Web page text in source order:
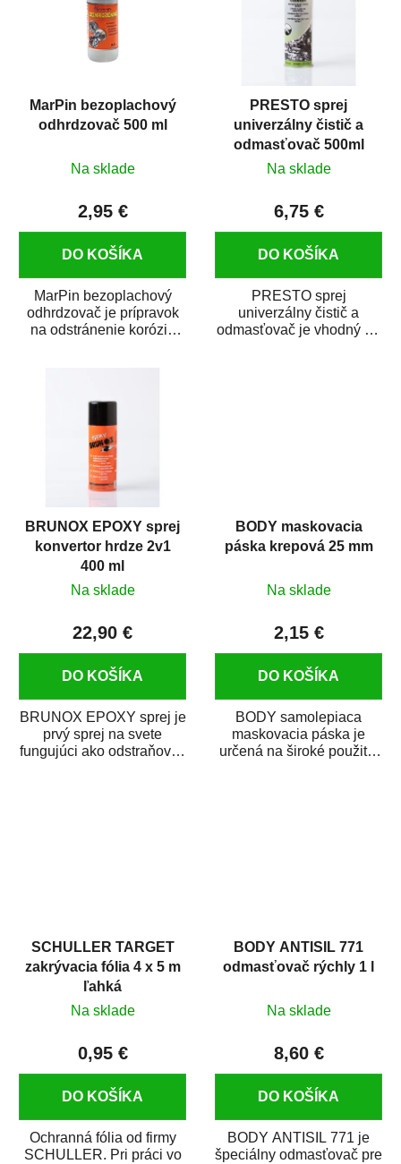
MarPin bezoplachový
odhrdzovač 500 ml
Na sklade
2,95 €
DO KOŠÍKA
MarPin bezoplachový
odhrdzovač je prípravok
na odstránenie korózie
PRESTO sprej
univerzálny čistič a
odmasťovač 500ml
Na sklade
6,75 €
DO KOŠÍKA
PRESTO sprej
univerzálny čistič a
odmasťovač je vhodný na
BRUNOX EPOXY sprej
konvertor hrdze 2v1
400 ml
Na sklade
22,90 €
DO KOŠÍKA
BRUNOX EPOXY sprej je
prvý sprej na svete
fungujúci ako odstraňovač
BODY maskovacia
páska krepová 25 mm
Na sklade
2,15 €
DO KOŠÍKA
BODY samolepiaca
maskovacia páska je
určená na široké použitie
SCHULLER TARGET
zakrývacia fólia 4 x 5 m
ľahká
Na sklade
0,95 €
DO KOŠÍKA
Ochranná fólia od firmy
SCHULLER. Pri práci vo
BODY ANTISIL 771
odmasťovač rýchly 1 l
Na sklade
8,60 €
DO KOŠÍKA
BODY ANTISIL 771 je
špeciálny odmasťovač pre